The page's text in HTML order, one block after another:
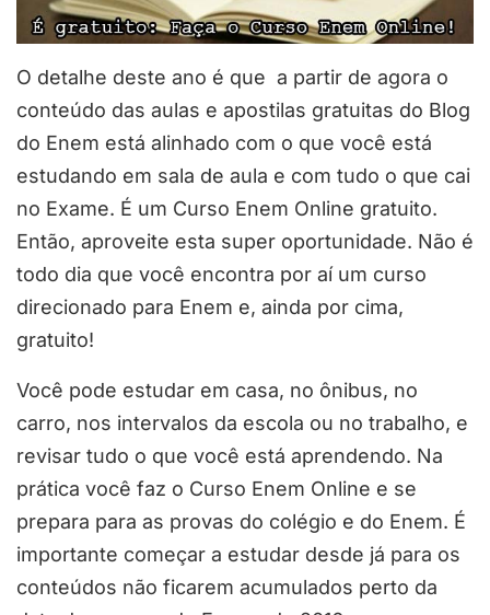
O detalhe deste ano é que a partir de agora o
conteúdo das aulas e apostilas gratuitas do Blog
do Enem está alinhado com o que você está
estudando em sala de aula e com tudo o que cai
no Exame. É um Curso Enem Online gratuito.
Então, aproveite esta super oportunidade. Não é
todo dia que você encontra por aí um curso
direcionado para Enem e, ainda por cima,
gratuito!
Você pode estudar em casa, no ônibus, no
carro, nos intervalos da escola ou no trabalho, e
revisar tudo o que você está aprendendo. Na
prática você faz o Curso Enem Online e se
prepara para as provas do colégio e do Enem. É
importante começar a estudar desde já para os
conteúdos não ficarem acumulados perto da